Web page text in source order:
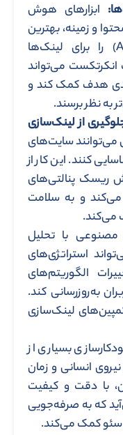
ابزارهای هوش
و زمینه، بهترین
انکرتکست‌ها (Anchor Text) را برای لینک‌ها
می‌تواند
هدف کمک کند و
نظر برسند.
از لینک‌سازی
سایت‌های
کنند. این کار از
ریسک پنالتی‌های
و به سلامت
می‌کند.
با تحلیل
استراتژی‌های
الگوریتم‌های
به‌روزرسانی کند.
لینک‌سازی
بسیاری از
انسانی و زمان
با دقت و کیفیت
که به صرفه‌جویی
سئو کمک می‌کند.